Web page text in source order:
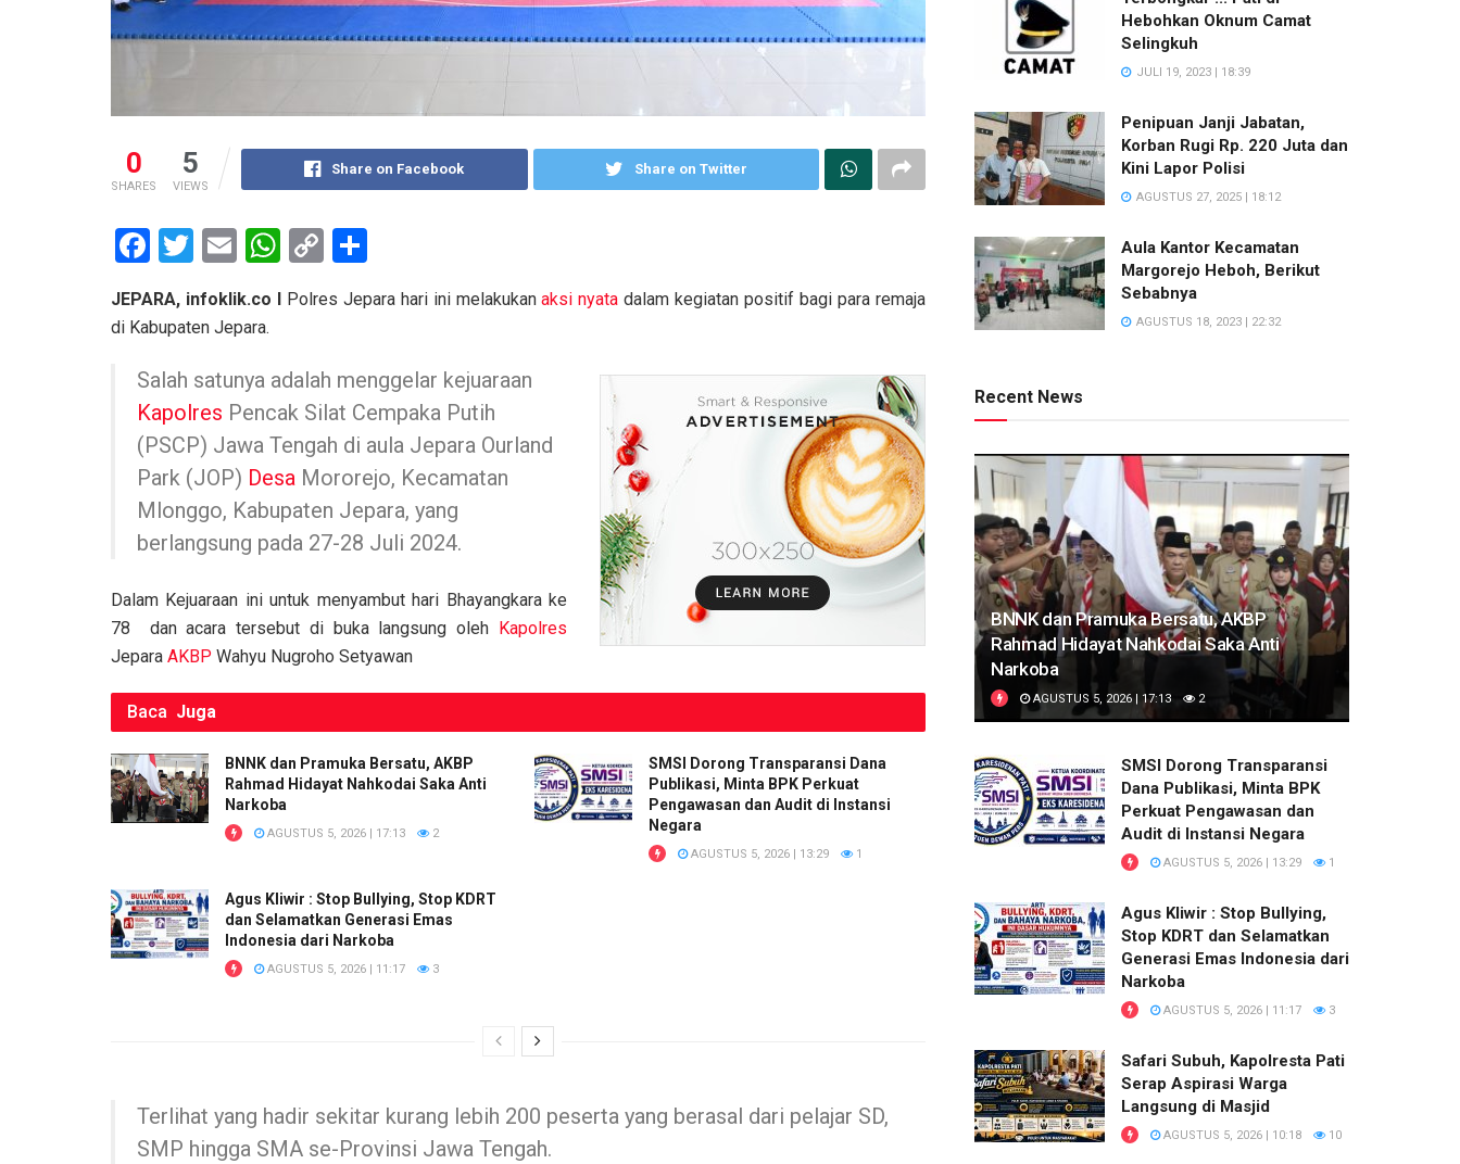
0
SHARES
5
VIEWS
Share on Facebook Share on Twitter
F
ce
b
o
o
k
T
tt
E
ail
W
at
A
p
p
C
py
n
k
ar
JEPARA, infoklik.co I Polres Jepara hari ini melakukanaksi nyata dalam kegiatan positif bagi para remaja
di Kabupaten Jepara.
Salah satunya adalah menggelar kejuaraan
Kapolres Pencak Silat Cempaka Putih
(PSCP) Jawa Tengah di aula Jepara Ourland
Park (JOP) Desa Mororejo, Kecamatan
Mlonggo, Kabupaten Jepara, yang
berlangsung pada 27-28 Juli 2024.
Dalam Kejuaraan ini untuk menyambut hari Bhayangkara ke
78 dan acara tersebut di buka langsung oleh Kapolres
Jepara AKBP Wahyu Nugroho Setyawan
Baca Juga
BNNK dan Pramuka Bersatu, AKBP
Rahmad Hidayat Nahkodai Saka Anti
Narkoba
AGUSTUS 5, 2026 | 17:13 2
SMSI Dorong Transparansi Dana
Publikasi, Minta BPK Perkuat
Pengawasan dan Audit di Instansi
Negara
AGUSTUS 5, 2026 | 13:29 1
Agus Kliwir : Stop Bullying, Stop KDRT
dan Selamatkan Generasi Emas
Indonesia dari Narkoba
AGUSTUS 5, 2026 | 11:17 3
Terlihat yang hadir sekitar kurang lebih 200 peserta yang berasal dari pelajar SD,
SMP hingga SMA se-Provinsi Jawa Tengah.
Hebohkan Oknum Camat
Selingkuh
JULI 19, 2023 | 18:39
Penipuan Janji Jabatan,
Korban Rugi Rp. 220 Juta dan
Kini Lapor Polisi
AGUSTUS 27, 2025 | 18:12
Aula Kantor Kecamatan
Margorejo Heboh, Berikut
Sebabnya
AGUSTUS 18, 2023 | 22:32
Recent News
BNNK dan Pramuka Bersatu, AKBP
Rahmad Hidayat Nahkodai Saka Anti
Narkoba
AGUSTUS 5, 2026 | 17:13 2
SMSI Dorong Transparansi
Dana Publikasi, Minta BPK
Perkuat Pengawasan dan
Audit di Instansi Negara
AGUSTUS 5, 2026 | 13:29 1
Agus Kliwir : Stop Bullying,
Stop KDRT dan Selamatkan
Generasi Emas Indonesia dari
Narkoba
AGUSTUS 5, 2026 | 11:17 3
Safari Subuh, Kapolresta Pati
Serap Aspirasi Warga
Langsung di Masjid
AGUSTUS 5, 2026 | 10:18 10